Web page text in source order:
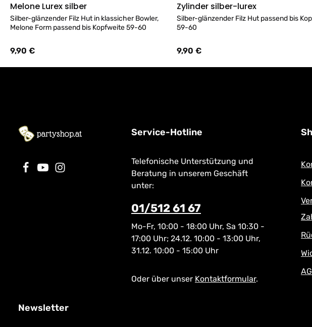
Details
Melone Lurex silber
Silber-glänzender Filz Hut in klassicher Bowler,
Melone Form passend bis Kopfweite 59-60
Regulärer Preis:
9,90 €
Details
Zylinder silber-lurex
Silber-glänzender Filz Hut passend bis
59-60
Regulärer Preis:
9,90 €
Service-Hotline
Telefonische Unterstützung und
Beratung in unserem Geschäft
unter:
01/512 61 67
Mo-Fr, 10:00 - 18:00 Uhr, Sa 10:30 -
17:00 Uhr; 24.12. 10:00 - 13:00 Uhr,
31.12. 10:00 - 15:00 Uhr
Oder über unser Kontaktformular.
Newsletter